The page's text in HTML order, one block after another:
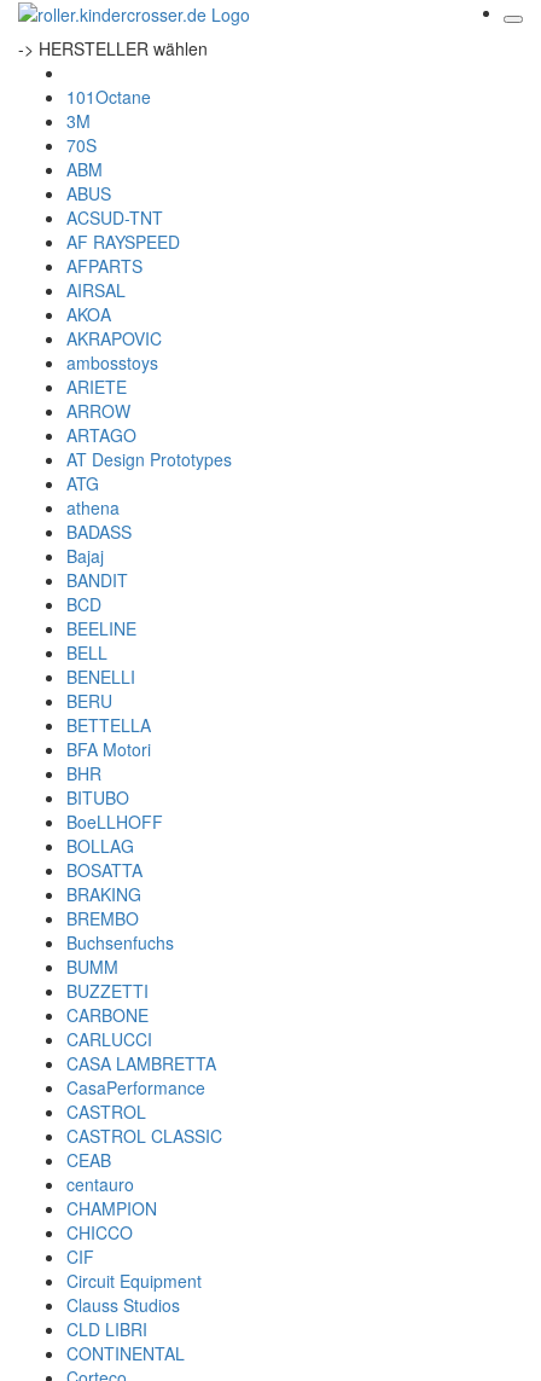
-> HERSTELLER wählen
101Octane
3M
70S
ABM
ABUS
ACSUD-TNT
AF RAYSPEED
AFPARTS
AIRSAL
AKOA
AKRAPOVIC
ambosstoys
ARIETE
ARROW
ARTAGO
AT Design Prototypes
ATG
athena
BADASS
Bajaj
BANDIT
BCD
BEELINE
BELL
BENELLI
BERU
BETTELLA
BFA Motori
BHR
BITUBO
BoeLLHOFF
BOLLAG
BOSATTA
BRAKING
BREMBO
Buchsenfuchs
BUMM
BUZZETTI
CARBONE
CARLUCCI
CASA LAMBRETTA
CasaPerformance
CASTROL
CASTROL CLASSIC
CEAB
centauro
CHAMPION
CHICCO
CIF
Circuit Equipment
Clauss Studios
CLD LIBRI
CONTINENTAL